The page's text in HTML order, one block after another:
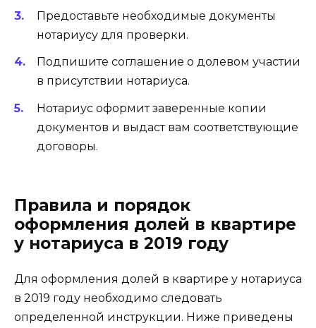
Предоставьте необходимые документы
нотариусу для проверки.
Подпишите соглашение о долевом участии
в присутствии нотариуса.
Нотариус оформит заверенные копии
документов и выдаст вам соответствующие
договоры.
Правила и порядок
оформления долей в квартире
у нотариуса в 2019 году
Для оформления долей в квартире у нотариуса
в 2019 году необходимо следовать
определенной инструкции. Ниже приведены